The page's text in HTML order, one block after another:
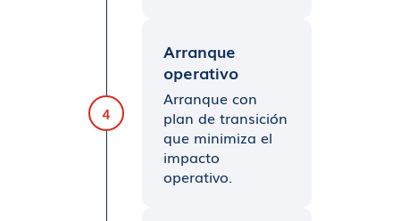
4
Arranque
operativo
Arranque con
plan de transición
que minimiza el
impacto
operativo.